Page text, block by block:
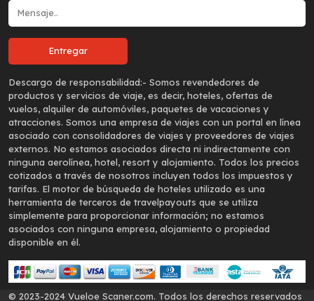
Descargo de responsabilidad:- Somos revendedores de
productos y servicios de viaje, es decir, hoteles, ofertas de
vuelos, alquiler de automóviles, paquetes de vacaciones y
atracciones. Somos una empresa de viajes con un portal en línea
asociado con consolidadores de viajes y proveedores de viajes
externos. No estamos asociados directa ni indirectamente con
ninguna aerolínea, hotel, resort y alojamiento. Todos los precios
cotizados a través de nosotros incluyen todos los impuestos y
tarifas. El motor de búsqueda de hoteles utilizado es una
herramienta de terceros de travelpayouts que se utiliza
simplemente para proporcionar información; no estamos
asociados con ninguna empresa, alojamiento o propiedad
disponible en él.
© 2023-2024 Vueloe Scaner.com. Todos los derechos reservados